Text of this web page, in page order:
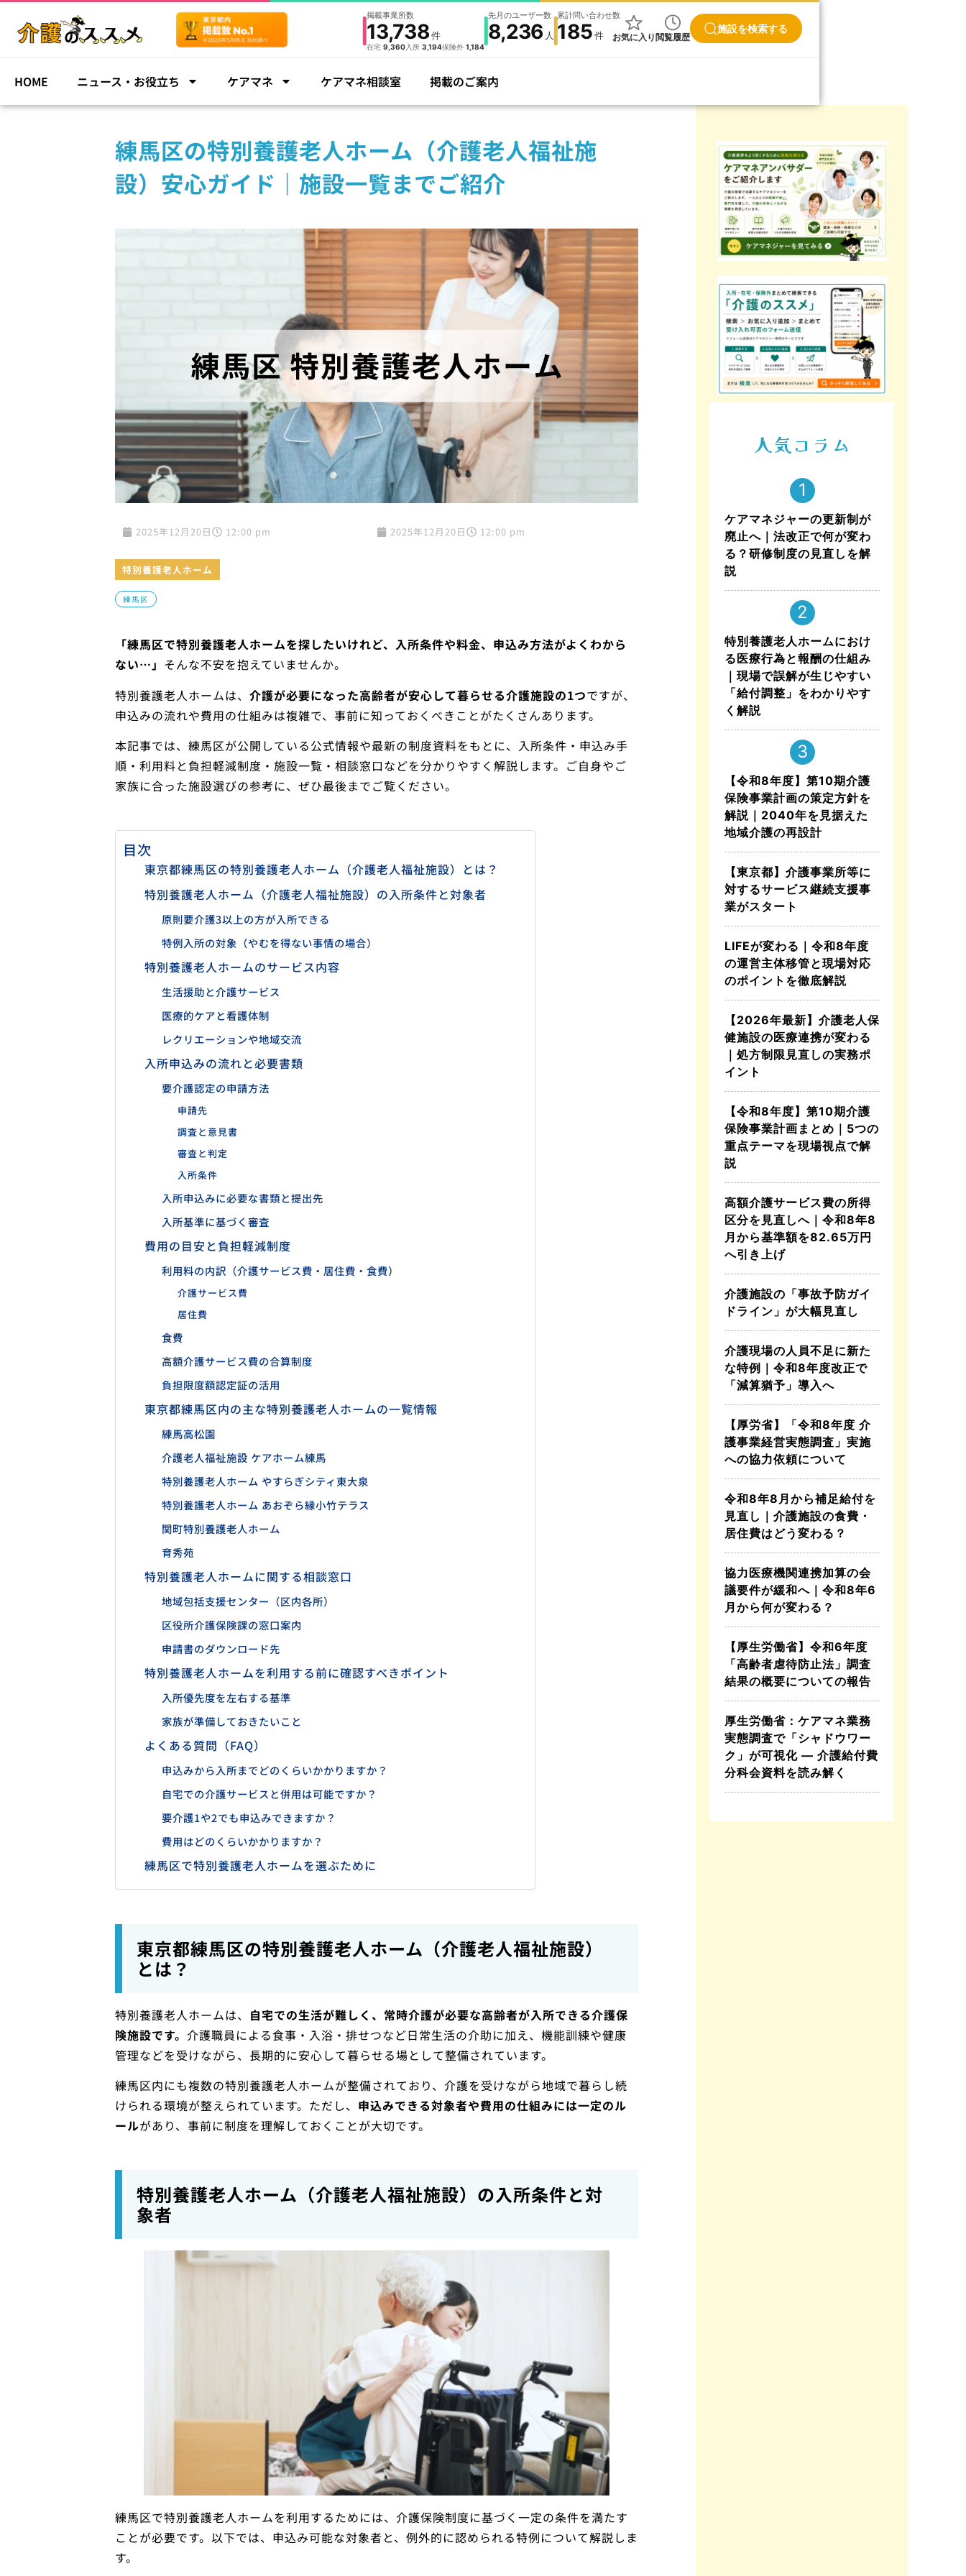
掲載事業所数
13,738件
在宅 9,360入所 3,194保険外 1,184
先月のユーザー数
8,236 人
累計問い合わせ数
185件 お気に入り閲覧履歴
施設を検索する
HOME ニュース・お役立ち ケアマネ ケアマネ相談室 掲載のご案内
練馬区の特別養護老人ホーム（介護老人福祉施
設）安心ガイド｜施設一覧までご紹介
2025年12月20日 12:00 pm 2025年12月20日 12:00 pm
特別養護老人ホーム
練馬区
「練馬区で特別養護老人ホームを探したいけれど、入所条件や料金、申込み方法がよくわから
ない…」 そんな不安を抱えていませんか。
特別養護老人ホームは、 介護が必要になった高齢者が安心して暮らせる介護施設の1つですが、
申込みの流れや費用の仕組みは複雑で、事前に知っておくべきことがたくさんあります。
本記事では、練馬区が公開している公式情報や最新の制度資料をもとに、入所条件・申込み手
順・利用料と負担軽減制度・施設一覧・相談窓口などを分かりやすく解説します。ご自身やご
家族に合った施設選びの参考に、ぜひ最後までご覧ください。
目次
東京都練馬区の特別養護老人ホーム（介護老人福祉施設）とは？
特別養護老人ホーム（介護老人福祉施設）の入所条件と対象者
原則要介護3以上の方が入所できる
特例入所の対象（やむを得ない事情の場合）
特別養護老人ホームのサービス内容
生活援助と介護サービス
医療的ケアと看護体制
レクリエーションや地域交流
入所申込みの流れと必要書類
要介護認定の申請方法
申請先
調査と意見書
審査と判定
入所条件
入所申込みに必要な書類と提出先
入所基準に基づく審査
費用の目安と負担軽減制度
利用料の内訳（介護サービス費・居住費・食費）
介護サービス費
居住費
食費
高額介護サービス費の合算制度
負担限度額認定証の活用
東京都練馬区内の主な特別養護老人ホームの一覧情報
練馬高松園
介護老人福祉施設 ケアホーム練馬
特別養護老人ホーム やすらぎシティ東大泉
特別養護老人ホーム あおぞら縁小竹テラス
関町特別養護老人ホーム
育秀苑
特別養護老人ホームに関する相談窓口
地域包括支援センター（区内各所）
区役所介護保険課の窓口案内
申請書のダウンロード先
特別養護老人ホームを利用する前に確認すべきポイント
入所優先度を左右する基準
家族が準備しておきたいこと
よくある質問（FAQ）
申込みから入所までどのくらいかかりますか？
自宅での介護サービスと併用は可能ですか？
要介護1や2でも申込みできますか？
費用はどのくらいかかりますか？
練馬区で特別養護老人ホームを選ぶために
東京都練馬区の特別養護老人ホーム（介護老人福祉施設）
とは？
特別養護老人ホームは、 自宅での生活が難しく、常時介護が必要な高齢者が入所できる介護保
険施設です。 介護職員による食事・入浴・排せつなど日常生活の介助に加え、機能訓練や健康
管理などを受けながら、長期的に安心して暮らせる場として整備されています。
練馬区内にも複数の特別養護老人ホームが整備されており、介護を受けながら地域で暮らし続
けられる環境が整えられています。ただし、 申込みできる対象者や費用の仕組みには一定のル
ールがあり、事前に制度を理解しておくことが大切です。
特別養護老人ホーム（介護老人福祉施設）の入所条件と対
象者
練馬区で特別養護老人ホームを利用するためには、介護保険制度に基づく一定の条件を満たす
ことが必要です。以下では、申込み可能な対象者と、例外的に認められる特例について解説しま
す。
人気コラム
ケアマネジャーの更新制が
廃止へ｜法改正で何が変わ
る？研修制度の見直しを解
説
特別養護老人ホームにおけ
る医療行為と報酬の仕組み
｜現場で誤解が生じやすい
「給付調整」をわかりやす
く解説
【令和8年度】第10期介護
保険事業計画の策定方針を
解説｜2040年を見据えた
地域介護の再設計
【東京都】介護事業所等に
対するサービス継続支援事
業がスタート
LIFEが変わる｜令和8年度
の運営主体移管と現場対応
のポイントを徹底解説
【2026年最新】介護老人保
健施設の医療連携が変わる
｜処方制限見直しの実務ポ
イント
【令和8年度】第10期介護
保険事業計画まとめ｜5つの
重点テーマを現場視点で解
説
高額介護サービス費の所得
区分を見直しへ｜令和8年8
月から基準額を82.65万円
へ引き上げ
介護施設の「事故予防ガイ
ドライン」が大幅見直し
介護現場の人員不足に新た
な特例｜令和8年度改正で
「減算猶予」導入へ
【厚労省】「令和8年度 介
護事業経営実態調査」実施
への協力依頼について
令和8年8月から補足給付を
見直し｜介護施設の食費・
居住費はどう変わる？
協力医療機関連携加算の会
議要件が緩和へ｜令和8年6
月から何が変わる？
【厚生労働省】令和6年度
「高齢者虐待防止法」調査
結果の概要についての報告
厚生労働省：ケアマネ業務
実態調査で「シャドウワー
ク」が可視化 ― 介護給付費
分科会資料を読み解く